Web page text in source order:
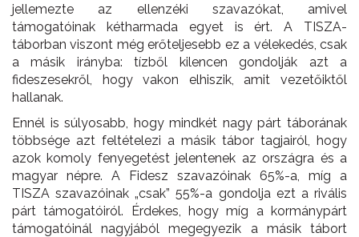
jellemezte az ellenzéki szavazókat, amivel
támogatóinak kétharmada egyet is ért. A TISZA-
táborban viszont még erőteljesebb ez a vélekedés, csak
a másik irányba: tízből kilencen gondolják azt a
fideszesekről, hogy vakon elhiszik, amit vezetőiktől
hallanak.
Ennél is súlyosabb, hogy mindkét nagy párt táborának
többsége azt feltételezi a másik tábor tagjairól, hogy
azok komoly fenyegetést jelentenek az országra és a
magyar népre. A Fidesz szavazóinak 65%-a, míg a
TISZA szavazóinak „csak” 55%-a gondolja ezt a rivális
párt támogatóiról. Érdekes, hogy míg a kormánypárt
támogatóinál nagyjából megegyezik a másik tábort